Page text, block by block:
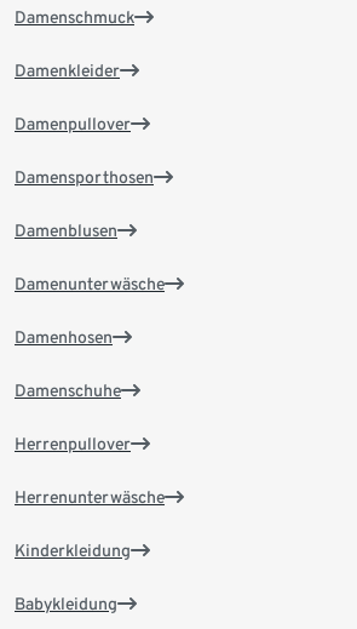
Damenschmuck
Damenkleider
Damenpullover
Damensporthosen
Damenblusen
Damenunterwäsche
Damenhosen
Damenschuhe
Herrenpullover
Herrenunterwäsche
Kinderkleidung
Babykleidung